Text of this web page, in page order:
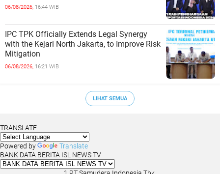
06/08/2026, 16:44 WIB
IPC TPK Officially Extends Legal Synergy
with the Kejari North Jakarta, to Improve Risk
Mitigation
06/08/2026, 16:21 WIB
LIHAT SEMUA
TRANSLATE
Powered by
Translate
BANK DATA BERITA ISL NEWS TV